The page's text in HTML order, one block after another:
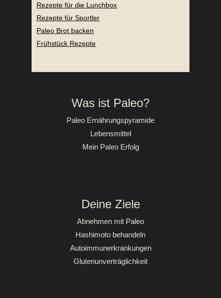
Rezepte für die Lunchbox
Rezepte für Sportler
Paleo Brot backen
Frühstück Rezepte
Was ist Paleo?
Paleo Ernährungspyramide
Lebensmittel
Mein Paleo Erfolg
Deine Ziele
Abnehmen mit Paleo
Hashimoto behandeln
Autoimmunerkrankungen
Glutenunverträglichkeit